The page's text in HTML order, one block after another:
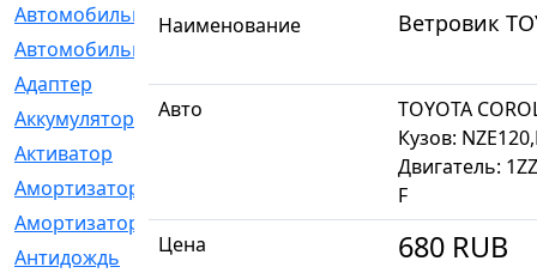
Автомобильное
[6]
Автомобильный
Адаптер
[3]
Аккумулятор
Активатор
Амортизатор
Амортизаторы
[21]
Антидождь
Наименование Ветровик
Авто
TOYOTA
Кузов:
Двигатель:
F
Цена
680 RUB